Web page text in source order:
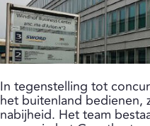
In tegenstelling tot
het buitenland bedienen,
nabijheid. Het team